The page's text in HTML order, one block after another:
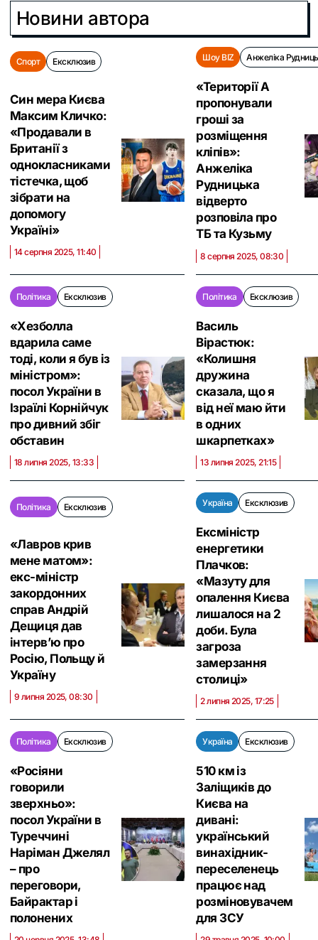
Новини автора
Спорт Ексклюзив
Син мера Києва
Максим Кличко:
«Продавали в
Британії з
однокласниками
тістечка, щоб
зібрати на
допомогу
Україні»
14 серпня 2025, 11:40
Шоу BIZ Анжеліка
«Території А
пропонували
гроші за
розміщення
кліпів»:
Анжеліка
Рудницька
відверто
розповіла про
ТБ та Кузьму
8 серпня 2025, 08:30
Політика Ексклюзив
«Хезболла
вдарила саме
тоді, коли я був із
міністром»:
посол України в
Ізраїлі Корнійчук
про дивний збіг
обставин
18 липня 2025, 13:33
Політика Ексклюзив
Василь
Вірастюк:
«Колишня
дружина
сказала, що я
від неї маю йти
в одних
шкарпетках»
13 липня 2025, 21:15
Політика Ексклюзив
«Лавров крив
мене матом»:
екс-міністр
закордонних
справ Андрій
Дещиця дав
інтерв’ю про
Росію, Польщу й
Україну
9 липня 2025, 08:30
Україна Ексклюзив
Ексміністр
енергетики
Плачков:
«Мазуту для
опалення Києва
лишалося на 2
доби. Була
загроза
замерзання
столиці»
2 липня 2025, 17:25
Політика Ексклюзив
«Росіяни
говорили
зверхньо»:
посол України в
Туреччині
Наріман Джелял
– про
переговори,
Байрактар і
полонених
Україна Ексклюзив
510 км із
Заліщиків до
Києва на
дивані:
український
винахідник-
переселенець
працює над
розміновувачем
для ЗСУ